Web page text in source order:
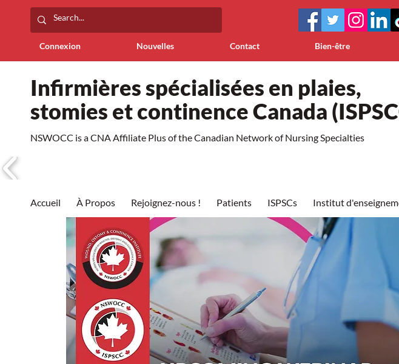
Connexion Nouvelles Contact Bien-être
Infirmières spécialisées en plaies,
stomies et continence Canada
NSWOCC is a CNA Affiliate Plus of the Canadian Network of Nursing Specialties
Accueil À Propos Rejoignez-nous ! Patients ISPSCs Institut